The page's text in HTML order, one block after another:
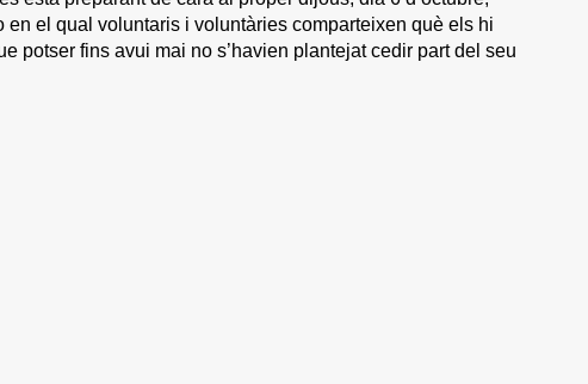
el qual voluntaris i voluntàries comparteixen què els hi
potser fins avui mai no s’havien plantejat cedir part del seu